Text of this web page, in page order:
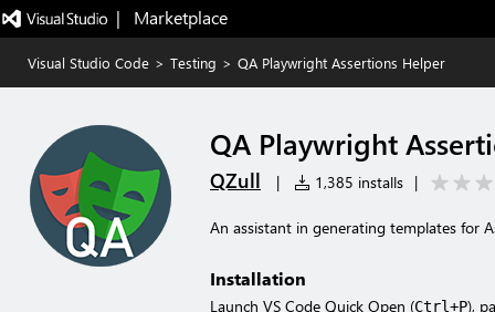
|   Marketplace
Visual Studio Code > Testing > QA Playwright Assertions Helper
QA Playwright
QZull | 1,385 installs |
An assistant in generating templates for
Installation
Launch VS Code Quick Open (Ctrl+P),